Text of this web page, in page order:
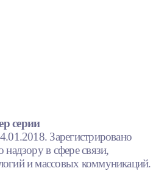
серии
Зарегистрировано
в сфере связи,
и массовых коммуникаций.